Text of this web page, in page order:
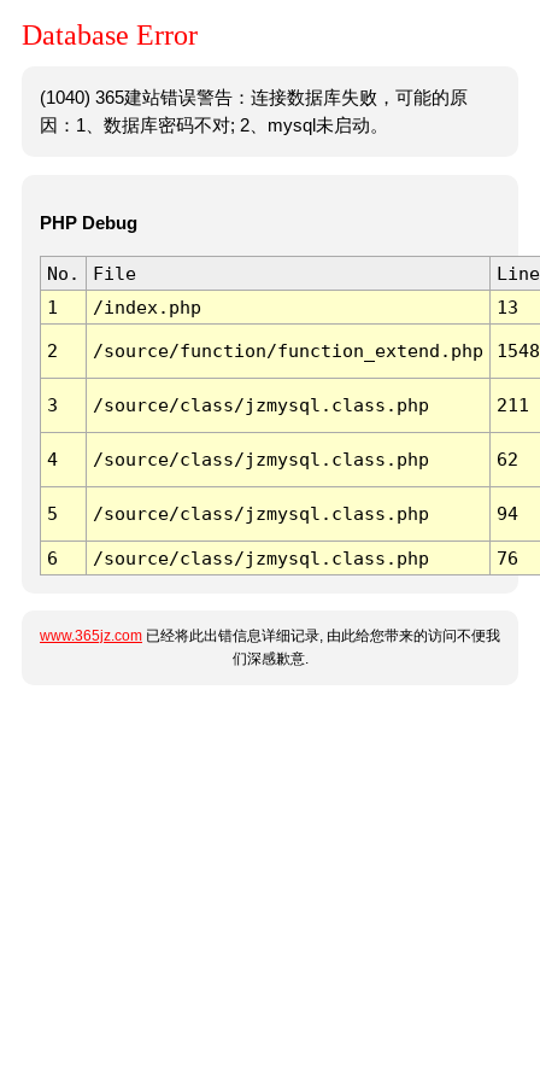
Database Error
(1040) 365建站错误警告：连接数据库失败，可能的原
因：1、数据库密码不对; 2、mysql未启动。
PHP Debug
No. File
Line
1
/index.php 13
2 /source/function/function_extend.php 1548
3 /source/class/jzmysql.class.php 211
4 /source/class/jzmysql.class.php 62
5 /source/class/jzmysql.class.php 94
6 /source/class/jzmysql.class.php 76
www.365jz.com 已经将此出错信息详细记录, 由此给您带来的访问不便我
们深感歉意.